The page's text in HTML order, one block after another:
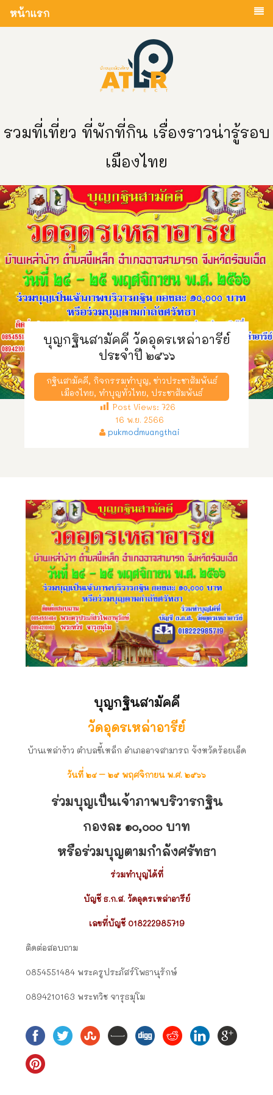
หน้าแรก
รวมที่เที่ยว ที่พักที่กิน เรื่องราวน่ารู้รอบ
เมืองไทย
บุญกฐินสามัคคี วัดอุดรเหล่าอารีย์
ประจำปี ๒๕๖๖
กฐินสามัคคี, กิจกรรมทำบุญ, ข่าวประชาสัมพันธ์
เมืองไทย, ทำบุญทั่วไทย, ประชาสัมพันธ์
Post Views: 726
16 พ.ย. 2566
pukmodmuangthai
บุญกฐินสามัคคี
วัดอุดรเหล่าอารีย์
บ้านเหล่าง้าว ตำบลขี้เหล็ก อำเภออาจสามารถ จังหวัดร้อยเอ็ด
วันที่ ๒๔ – ๒๕ พฤศจิกายน พ.ศ. ๒๕๖๖
ร่วมบุญเป็นเจ้าภาพบริวารกฐิน
กองละ ๑๐,๐๐๐ บาท
หรือร่วมบุญตามกำลังศรัทธา
ร่วมทำบุญได้ที่
บัญชี ธ.ก.ส. วัดอุดรเหล่าอารีย์
เลขที่บัญชี 018222985719
ติดต่อสอบถาม
0854551484 พระครูประภัสร์โพธานุรักษ์
0894210163 พระทวิช จารุธมุโม